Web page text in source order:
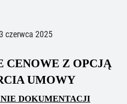
czerwca 2025
CENOWE Z OPCJĄ
UMOWY
DOKUMENTACJI